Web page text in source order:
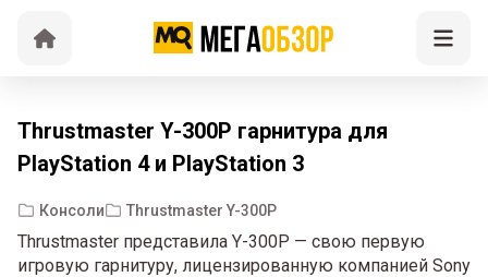
Thrustmaster Y-300P гарнитура для
PlayStation 4 и PlayStation 3
Консоли Thrustmaster Y-300P
Thrustmaster представила Y-300P — свою первую
игровую гарнитуру, лицензированную компанией Sony